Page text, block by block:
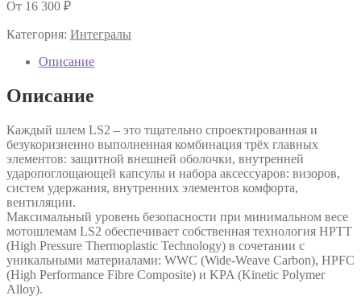
От 16 300 ₽
Категория: Интегралы
Описание
Описание
Каждый шлем LS2 – это тщательно спроектированная и
безукоризненно выполненная комбинация трёх главных
элементов: защитной внешней оболочки, внутренней
ударопоглощающей капсулы и набора аксессуаров: визоров,
систем удержания, внутренних элементов комфорта,
вентиляции.
Максимальный уровень безопасности при минимальном весе
мотошлемам LS2 обеспечивает собственная технология HPTT
(High Pressure Thermoplastic Technology) в сочетании с
уникальными материалами: WWC (Wide-Weave Carbon), HPFC
(High Performance Fibre Composite) и KPA (Kinetic Polymer
Alloy).